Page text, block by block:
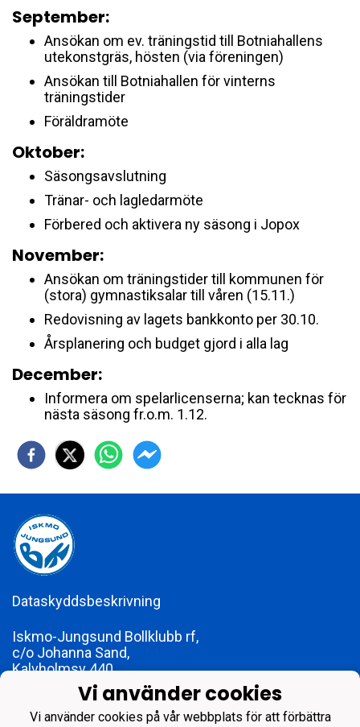
September:
Ansökan om ev. träningstid till Botniahallens
utekonstgräs, hösten (via föreningen)
Ansökan till Botniahallen för vinterns
träningstider
Föräldramöte
Oktober:
Säsongsavslutning
Tränar- och lagledarmöte
Förbered och aktivera ny säsong i Jopox
November:
Ansökan om träningstider till kommunen för
(stora) gymnastiksalar till våren (15.11.)
Redovisning av lagets bankkonto per 30.10.
Årsplanering och budget gjord i alla lag
December:
Informera om spelarlicenserna; kan tecknas för
nästa säsong fr.o.m. 1.12.
Dataskyddsbeskrivning
Iskmo-Jungsund Bollklubb rf,
c/o Johanna Sand,
Kalvholmsv 440,
65630 Karperö
foreningen@ijbk.fi
FO-nummer 1773979-2
Vi använder cookies
Vi använder cookies på vår webbplats för att förbättra